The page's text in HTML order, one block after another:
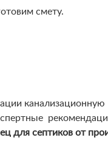
смету.
для септиков от